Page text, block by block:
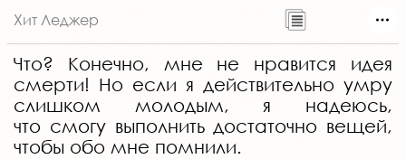
Хит Леджер
Что? Конечно, мне не нравится идея
смерти! Но если я действительно умру
слишком молодым, я надеюсь,
что смогу выполнить достаточно вещей,
чтобы обо мне помнили.